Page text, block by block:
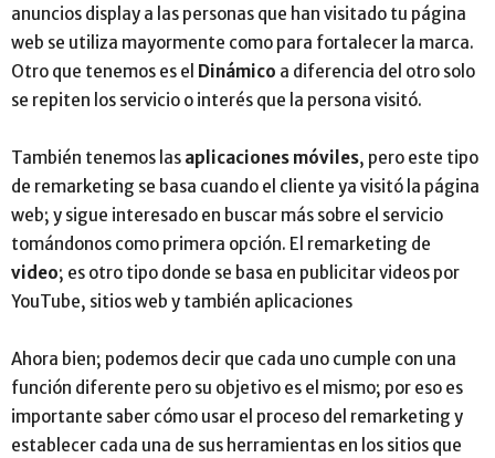
anuncios display a las personas que han visitado tu página
web se utiliza mayormente como para fortalecer la marca.
Otro que tenemos es el Dinámico a diferencia del otro solo
se repiten los servicio o interés que la persona visitó.
También tenemos las aplicaciones móviles, pero este tipo
de remarketing se basa cuando el cliente ya visitó la página
web; y sigue interesado en buscar más sobre el servicio
tomándonos como primera opción. El remarketing de
video; es otro tipo donde se basa en publicitar videos por
YouTube, sitios web y también aplicaciones
Ahora bien; podemos decir que cada uno cumple con una
función diferente pero su objetivo es el mismo; por eso es
importante saber cómo usar el proceso del remarketing y
establecer cada una de sus herramientas en los sitios que